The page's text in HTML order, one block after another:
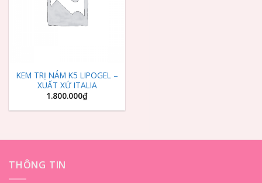
KEM TRỊ NÁM K5 LIPOGEL –
XUẤT XỨ ITALIA
1.800.000₫
THÔNG TIN